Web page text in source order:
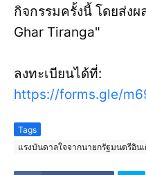
กิจกรรมครั้งนี้ โดยส่ง
Ghar Tiranga"
ลงทะเบียนได้ที่:
https://forms.gle/
Tags
แรงบันดาลใจจากนายกรัฐมนตรีอิน